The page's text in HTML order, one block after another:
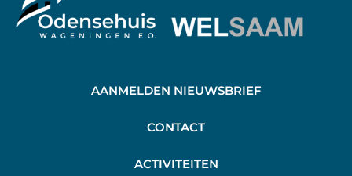
AANMELDEN NIEUWSBRIEF
CONTACT
ACTIVITEITEN